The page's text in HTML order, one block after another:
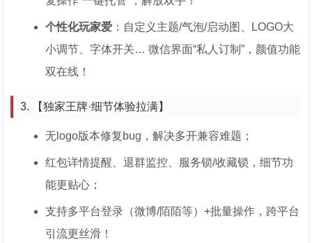
个性化玩家爱 ：自定义主题/气泡/启动图、LOGO大
小调节、字体开关… 微信界面“私人订制”，颜值功能
双在线！
3. 【独家王牌·细节体验拉满】
无logo版本修复bug，解决多开兼容难题；
红包详情提醒、退群监控、服务锁/收藏锁，细节功
能更贴心；
支持多平台登录（微博/陌陌等）+批量操作，跨平台
引流更丝滑！